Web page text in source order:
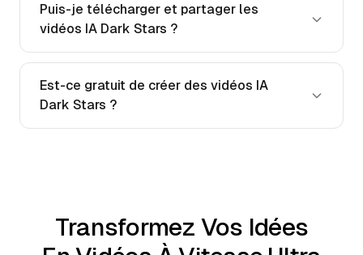
Puis-je télécharger et partager les
vidéos IA Dark Stars ?
Est-ce gratuit de créer des vidéos IA
Dark Stars ?
Transformez Vos Idées